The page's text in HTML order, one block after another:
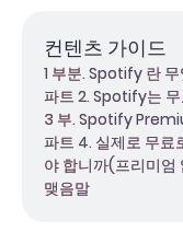
컨텐츠 가이드
1 부분. Spotify 란
파트 2. Spotify는
3 부. Spotify
파트 4. 실제로 무
야 합니까(프리미엄
맺음말